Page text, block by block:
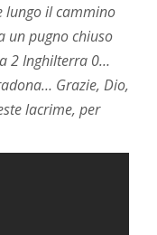
lungo il cammino
un pugno chiuso
2 Inghilterra 0…
Grazie, Dio,
lacrime, per